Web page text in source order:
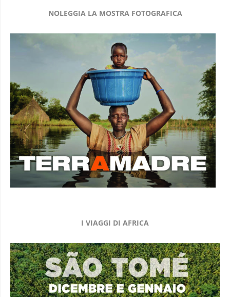
NOLEGGIA LA MOSTRA FOTOGRAFICA
I VIAGGI DI AFRICA